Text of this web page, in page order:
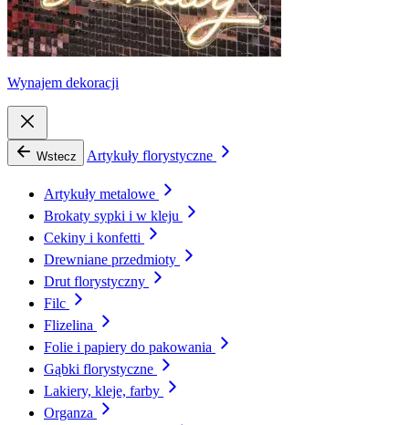
Wynajem dekoracji
Wstecz Artykuły florystyczne
Artykuły metalowe
Brokaty sypki i w kleju
Cekiny i konfetti
Drewniane przedmioty
Drut florystyczny
Filc
Flizelina
Folie i papiery do pakowania
Gąbki florystyczne
Lakiery, kleje, farby
Organza